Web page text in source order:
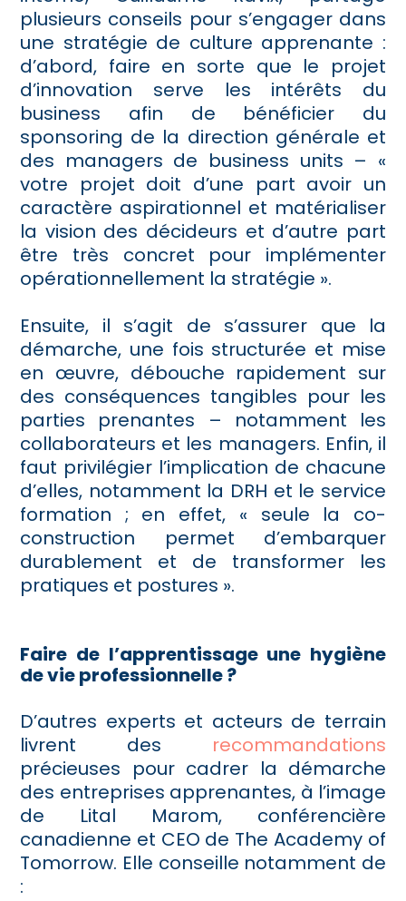
plusieurs conseils pour s’engager dans
une stratégie de culture apprenante :
d’abord, faire en sorte que le projet
d’innovation serve les intérêts du
business afin de bénéficier du
sponsoring de la direction générale et
des managers de business units – «
votre projet doit d’une part avoir un
caractère aspirationnel et matérialiser
la vision des décideurs et d’autre part
être très concret pour implémenter
opérationnellement la stratégie ».
Ensuite, il s’agit de s’assurer que la
démarche, une fois structurée et mise
en œuvre, débouche rapidement sur
des conséquences tangibles pour les
parties prenantes – notamment les
collaborateurs et les managers. Enfin, il
faut privilégier l’implication de chacune
d’elles, notamment la DRH et le service
formation ; en effet, « seule la co-
construction permet d’embarquer
durablement et de transformer les
pratiques et postures ».
Faire de l’apprentissage une hygiène
de vie professionnelle ?
D’autres experts et acteurs de terrain
livrent des recommandations
précieuses pour cadrer la démarche
des entreprises apprenantes, à l’image
de Lital Marom, conférencière
canadienne et CEO de The Academy of
Tomorrow. Elle conseille notamment de
: